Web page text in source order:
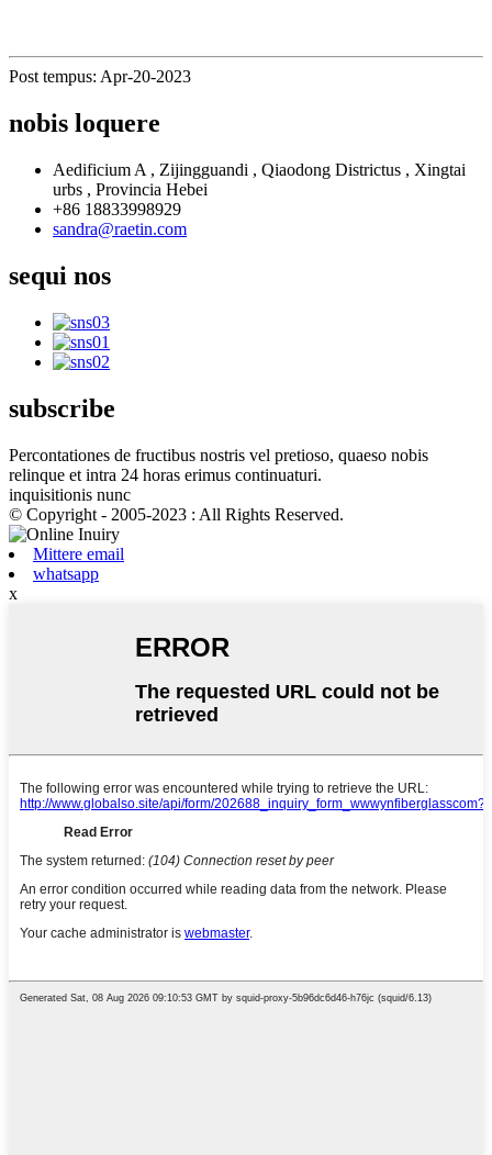
Post tempus: Apr-20-2023
nobis loquere
Aedificium A , Zijingguandi , Qiaodong Districtus , Xingtai
urbs , Provincia Hebei
+86 18833998929
sandra@raetin.com
sequi nos
subscribe
Percontationes de fructibus nostris vel pretioso, quaeso nobis
relinque et intra 24 horas erimus continuaturi.
inquisitionis nunc
© Copyright - 2005-2023 : All Rights Reserved.
Mittere email
whatsapp
x